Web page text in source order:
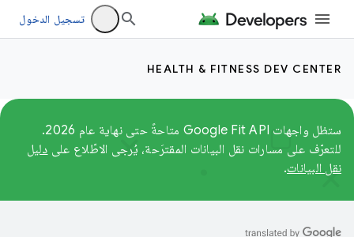
تسجيل الدخول
HEALTH & FITNESS DEV CENTER
ستظل واجهات Google Fit API متاحةً حتى نهاية عام 2026.
للتعرّف على مسارات نقل البيانات المقترَحة، يُرجى الاطّلاع على دليل
نقل البيانات.